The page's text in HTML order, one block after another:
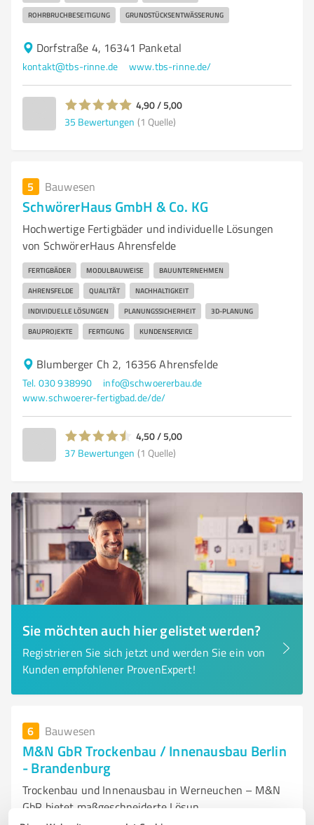
ROHRBRUCHBESEITIGUNG GRUNDSTÜCKSENTWÄSSERUNG
Dorfstraße 4, 16341 Panketal
kontakt@tbs-rinne.de www.tbs-rinne.de/
4,90 / 5,00
35 Bewertungen (1 Quelle)
5 Bauwesen
SchwörerHaus GmbH & Co. KG
Hochwertige Fertigbäder und individuelle Lösungen
von SchwörerHaus Ahrensfelde
FERTIGBÄDER MODULBAUWEISE BAUUNTERNEHMEN
AHRENSFELDE QUALITÄT NACHHALTIGKEIT
INDIVIDUELLE LÖSUNGEN PLANUNGSSICHERHEIT 3D-PLANUNG
BAUPROJEKTE FERTIGUNG KUNDENSERVICE
Blumberger Ch 2, 16356 Ahrensfelde
Tel. 030 938990
info@schwoererbau.de
www.schwoerer-fertigbad.de/de/
4,50 / 5,00
37 Bewertungen (1 Quelle)
Sie möchten auch hier gelistet werden?
Registrieren Sie sich jetzt und werden Sie ein von
Kunden empfohlener ProvenExpert!
6 Bauwesen
M&N GbR Trockenbau / Innenausbau Berlin
- Brandenburg
Trockenbau und Innenausbau in Werneuchen – M&N
GbR bietet maßgeschneiderte Lösun